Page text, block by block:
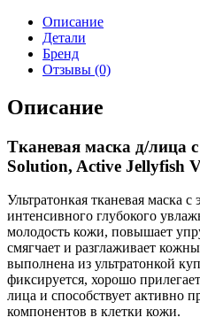
Описание
Детали
Бренд
Отзывы (0)
Описание
Тканевая маска д/лица
Solution, Active Jellyfish
Ультратонкая тканевая маска
интенсивного глубокого
молодость кожи, повышает
смягчает и разглаживает
выполнена из ультратонкой
фиксируется, хорошо
лица и способствует активно
компонентов в клетки кожи.